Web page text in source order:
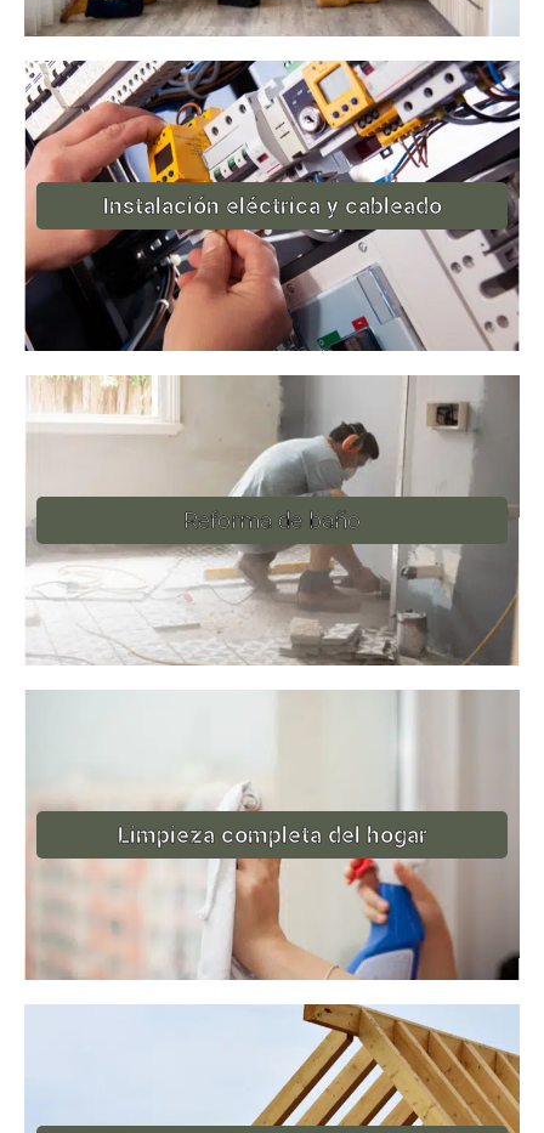
Instalación eléctrica y cableado
Reforma de baño
Limpieza completa del hogar